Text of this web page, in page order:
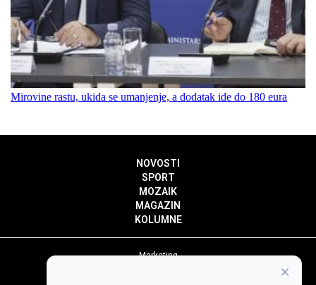
Mirovine rastu, ukida se umanjenje, a dodatak ide do 180 eura
NOVOSTI
SPORT
MOZAIK
MAGAZIN
KOLUMNE
Marketing
×